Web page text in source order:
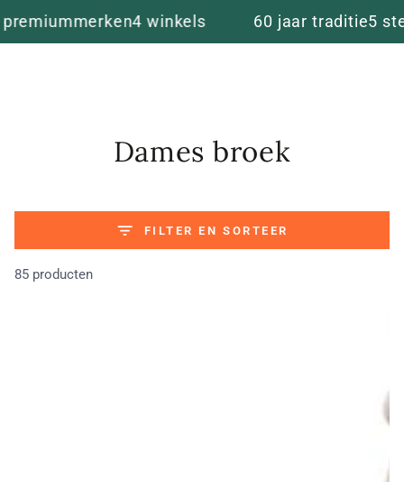
DOORGAAN NAAR
ARTIKEL4 winkels 60 jaar traditie 5 sterren
Verzameling:
Dames broek
FILTER EN SORTEER
85 producten